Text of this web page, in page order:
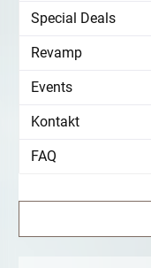
Special Deals
Revamp
Events
Kontakt
FAQ